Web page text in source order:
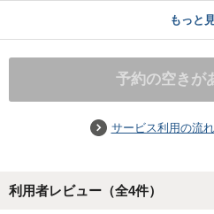
もっと
予約の空きが
サービス利用の流
利用者レビュー（全4件）